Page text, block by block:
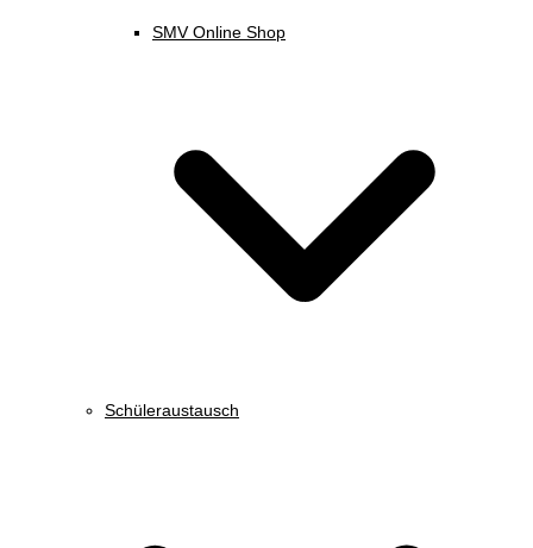
SMV Online Shop
Schüleraustausch